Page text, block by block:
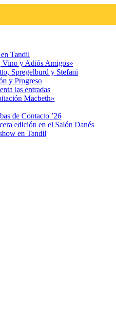
Tandil
Vino y Adiós Amigos»
Spregelburd y Stefani
y Progreso
las entradas
Macbeth»
de Contacto ’26
edición en el Salón Danés
en Tandil